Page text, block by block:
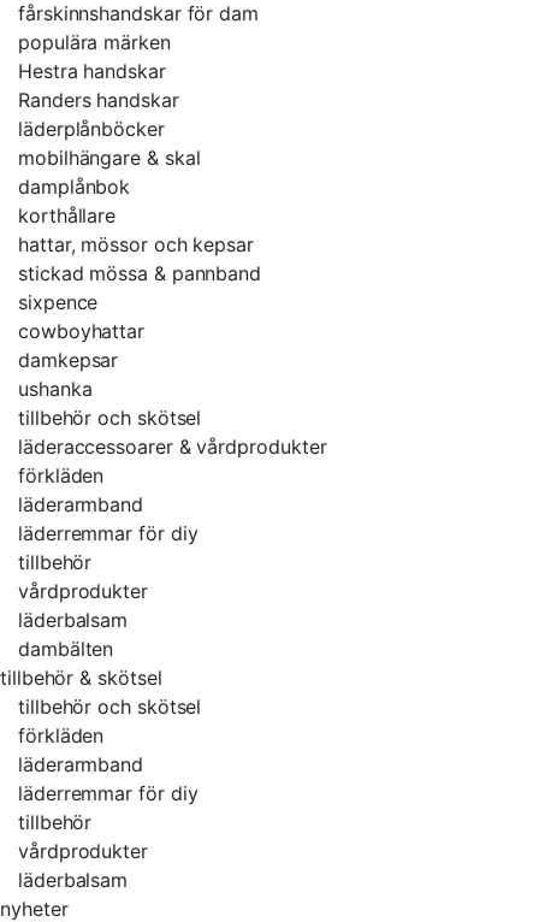
fårskinnshandskar för dam
populära märken
Hestra handskar
Randers handskar
läderplånböcker
mobilhängare & skal
damplånbok
korthållare
hattar, mössor och kepsar
stickad mössa & pannband
sixpence
cowboyhattar
damkepsar
ushanka
tillbehör och skötsel
läderaccessoarer & vårdprodukter
förkläden
läderarmband
läderremmar för diy
tillbehör
vårdprodukter
läderbalsam
dambälten
tillbehör & skötsel
tillbehör och skötsel
förkläden
läderarmband
läderremmar för diy
tillbehör
vårdprodukter
läderbalsam
nyheter